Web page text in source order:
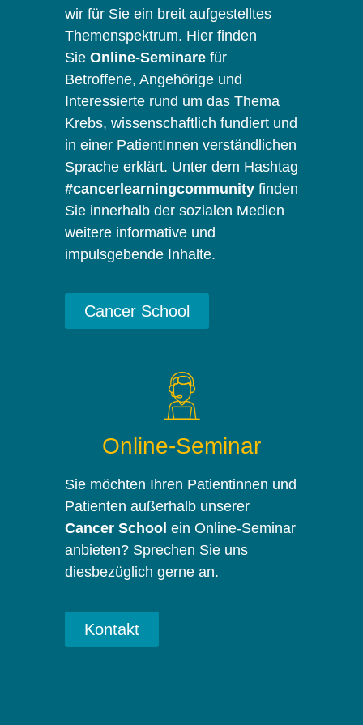
wir für Sie ein breit aufgestelltes
Themenspektrum. Hier finden
Sie Online-Seminare für
Betroffene, Angehörige und
Interessierte rund um das Thema
Krebs, wissenschaftlich fundiert und
in einer PatientInnen verständlichen
Sprache erklärt. Unter dem Hashtag
#cancerlearningcommunity finden
Sie innerhalb der sozialen Medien
weitere informative und
impulsgebende Inhalte.
Cancer School
Online-Seminar
Sie möchten Ihren Patientinnen und
Patienten außerhalb unserer
Cancer School ein Online-Seminar
anbieten? Sprechen Sie uns
diesbezüglich gerne an.
Kontakt